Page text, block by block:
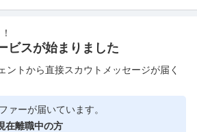
ビスが始まりました
ントから直接スカウトメッセージが届く
ァーが届いています。
在離職中の方